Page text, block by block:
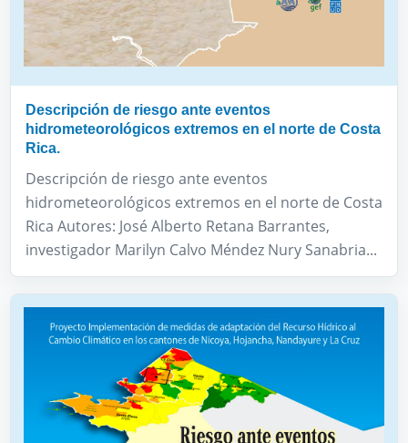
Descripción de riesgo ante eventos
hidrometeorológicos extremos en el norte de Costa
Rica.
Descripción de riesgo ante eventos
hidrometeorológicos extremos en el norte de Costa
Rica Autores: José Alberto Retana Barrantes,
investigador Marilyn Calvo Méndez Nury Sanabria...